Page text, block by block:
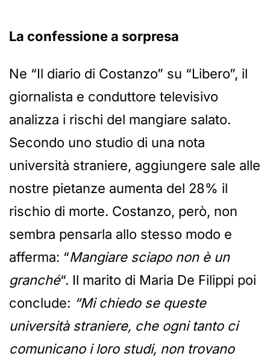
La confessione a sorpresa
Ne “Il diario di Costanzo” su “Libero”, il
giornalista e conduttore televisivo
analizza i rischi del mangiare salato.
Secondo uno studio di una nota
università straniere, aggiungere sale alle
nostre pietanze aumenta del 28% il
rischio di morte. Costanzo, però, non
sembra pensarla allo stesso modo e
afferma: “Mangiare sciapo non è un
granché“. Il marito di Maria De Filippi poi
conclude: “Mi chiedo se queste
università straniere, che ogni tanto ci
comunicano i loro studi, non trovano